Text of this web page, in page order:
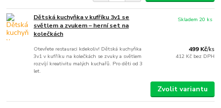
Dětská kuchyňka v kufříku 3v1 se
světlem a zvukem – herní set na
kolečkách
Otevřete restauraci kdekoliv! Dětská kuchyňka
3v1 v kufříku na kolečkách se zvuky a světlem
rozvíjí kreativitu malých kuchařů. Pro děti od 3
let.
499 Kč/ks
412 Kč bez DPH
Skladem 20 ks
Zvolit variantu